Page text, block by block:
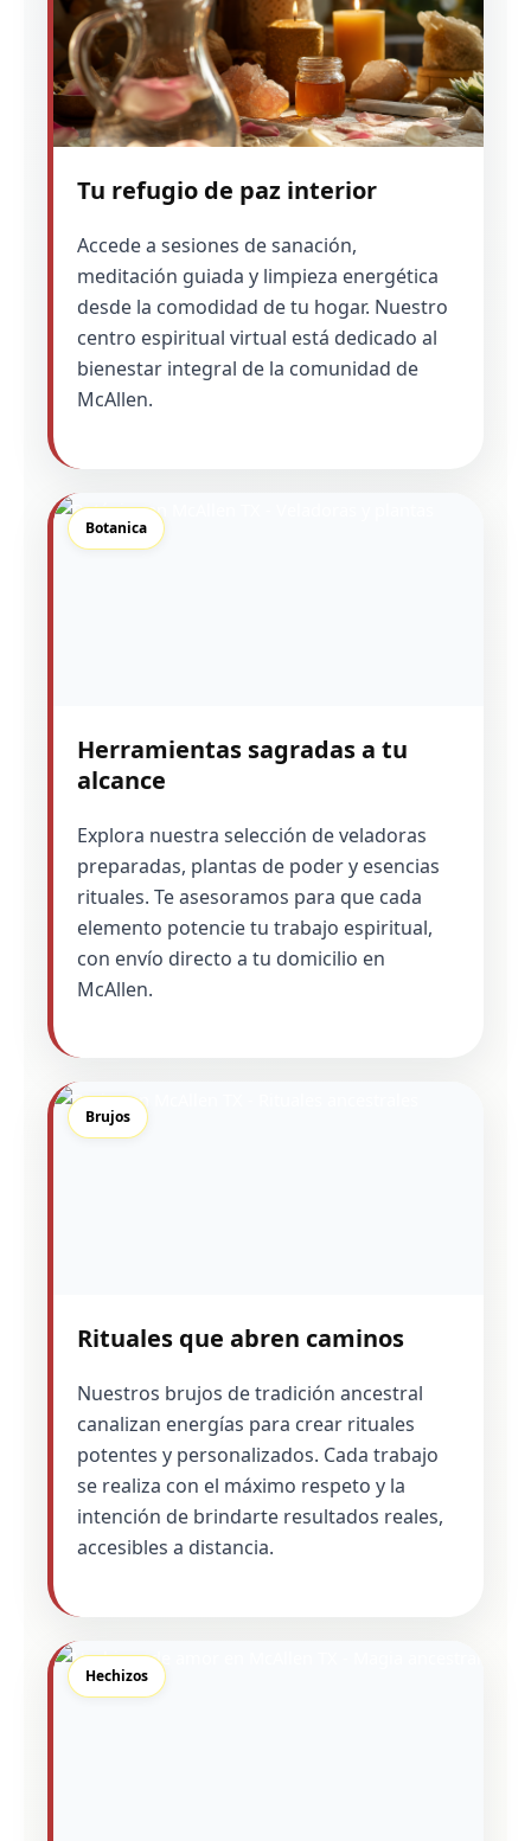
Tu refugio de paz interior
Accede a sesiones de sanación,
meditación guiada y limpieza energética
desde la comodidad de tu hogar. Nuestro
centro espiritual virtual está dedicado al
bienestar integral de la comunidad de
McAllen.
Botanica
Herramientas sagradas a tu
alcance
Explora nuestra selección de veladoras
preparadas, plantas de poder y esencias
rituales. Te asesoramos para que cada
elemento potencie tu trabajo espiritual,
con envío directo a tu domicilio en
McAllen.
Brujos
Rituales que abren caminos
Nuestros brujos de tradición ancestral
canalizan energías para crear rituales
potentes y personalizados. Cada trabajo
se realiza con el máximo respeto y la
intención de brindarte resultados reales,
accesibles a distancia.
Hechizos